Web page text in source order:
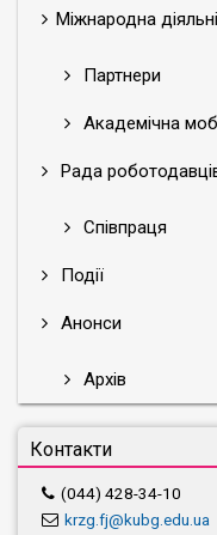
Міжнародна
Партнери
Академічна
Рада
Співпраця
Події
Анонси
Архів
Контакти
(044) 428-34-10
krzg.fj@kubg.edu.ua